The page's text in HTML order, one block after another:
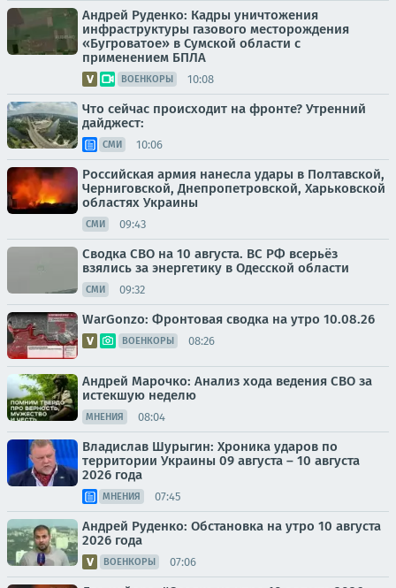
Андрей Руденко: Кадры уничтожения
инфраструктуры газового месторождения
«Бугроватое» в Сумской области с
применением БПЛА
ВОЕНКОРЫ 10:08
Что сейчас происходит на фронте? Утренний
дайджест:
СМИ 10:06
Российская армия нанесла удары в Полтавской,
Черниговской, Днепропетровской, Харьковской
областях Украины
СМИ 09:43
Сводка СВО на 10 августа. ВС РФ всерьёз
взялись за энергетику в Одесской области
СМИ 09:32
WarGonzo: Фронтовая сводка на утро 10.08.26
ВОЕНКОРЫ 08:26
Андрей Марочко: Анализ хода ведения СВО за
истекшую неделю
МНЕНИЯ 08:04
Владислав Шурыгин: Хроника ударов по
территории Украины 09 августа – 10 августа
2026 года
МНЕНИЯ 07:45
Андрей Руденко: Обстановка на утро 10 августа
2026 года
ВОЕНКОРЫ 07:06